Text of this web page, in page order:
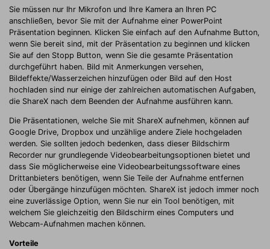
Sie müssen nur Ihr Mikrofon und Ihre Kamera an Ihren PC
anschließen, bevor Sie mit der Aufnahme einer PowerPoint
Präsentation beginnen. Klicken Sie einfach auf den Aufnahme Button,
wenn Sie bereit sind, mit der Präsentation zu beginnen und klicken
Sie auf den Stopp Button, wenn Sie die gesamte Präsentation
durchgeführt haben. Bild mit Anmerkungen versehen,
Bildeffekte/Wasserzeichen hinzufügen oder Bild auf den Host
hochladen sind nur einige der zahlreichen automatischen Aufgaben,
die ShareX nach dem Beenden der Aufnahme ausführen kann.
Die Präsentationen, welche Sie mit ShareX aufnehmen, können auf
Google Drive, Dropbox und unzählige andere Ziele hochgeladen
werden. Sie sollten jedoch bedenken, dass dieser Bildschirm
Recorder nur grundlegende Videobearbeitungsoptionen bietet und
dass Sie möglicherweise eine Videobearbeitungssoftware eines
Drittanbieters benötigen, wenn Sie Teile der Aufnahme entfernen
oder Übergänge hinzufügen möchten. ShareX ist jedoch immer noch
eine zuverlässige Option, wenn Sie nur ein Tool benötigen, mit
welchem Sie gleichzeitig den Bildschirm eines Computers und
Webcam-Aufnahmen machen können.
Vorteile